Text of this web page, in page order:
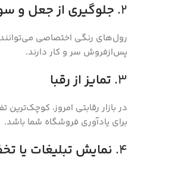
2. جلوگیری از جعل و
رول‌های رنگی اختصاصی می‌توانند
پس‌ازفروش سر و کار دارند.
3. تمایز از رقبا
در بازار رقابتی امروز،
برای یادآوری فروشگاه شما باشد.
4. نمایش تبلیغات یا